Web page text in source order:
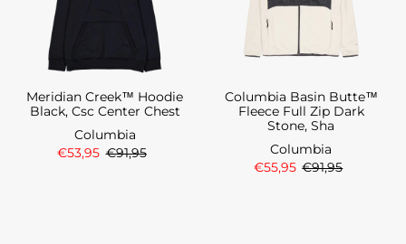
Meridian Creek™ Hoodie
Black, Csc Center Chest
Columbia
€53,95 €91,95
Columbia Basin Butte™
Fleece Full Zip Dark
Stone, Sha
Columbia
€55,95 €91,95